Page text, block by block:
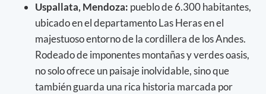
Uspallata, Mendoza: pueblo de 6.300 habitantes,
ubicado en el departamento Las Heras en el
majestuoso entorno de la cordillera de los Andes.
Rodeado de imponentes montañas y verdes oasis,
no solo ofrece un paisaje inolvidable, sino que
también guarda una rica historia marcada por